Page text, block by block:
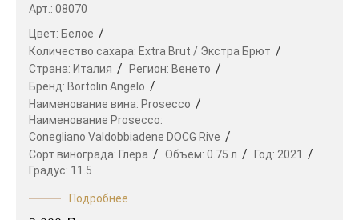
Арт.: 08070
Цвет: Белое
Количество сахара: Extra Brut / Экстра Брют
Страна: Италия Регион: Венето
Бренд: Bortolin Angelo
Наименование вина: Prosecco
Наименование Prosecco:
Conegliano Valdobbiadene DOCG Rive
Сорт винограда: Глера Объем: 0.75 л Год: 2021
Градус: 11.5
Подробнее